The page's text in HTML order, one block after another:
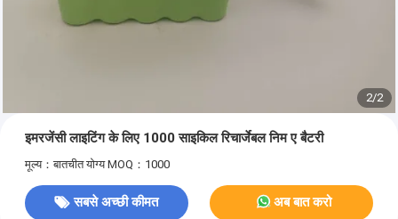
2/2
इमरजेंसी लाइटिंग के लिए 1000 साइकिल रिचार्जेबल निम ए बैटरी
मूल्य：बातचीत योग्य MOQ：1000
सबसे अच्छी कीमत अब बात करो